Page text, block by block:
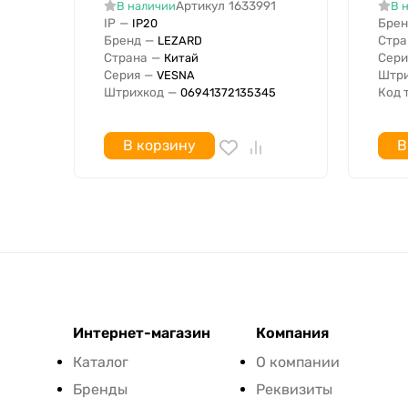
В наличииАртикул 1633991
IP — IP20
Бренд — LEZARD
Страна — Китай
Серия — VESNA
Штрихкод — 06941372135345
В корзину
В
Код
Интернет-магазин
Каталог
Бренды
Компания
О компании
Реквизиты